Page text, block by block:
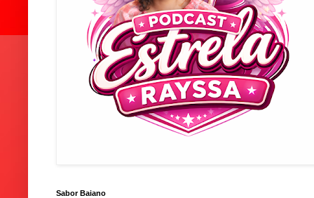
Sabor Baiano